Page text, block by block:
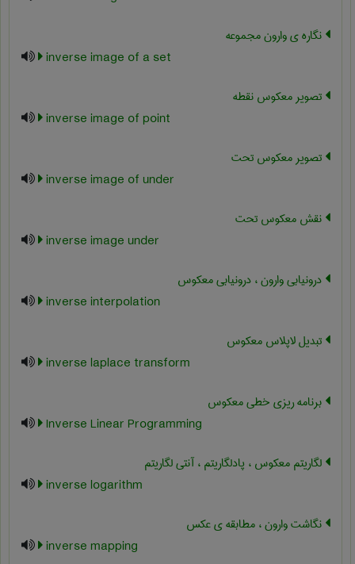
نگاره ی وارون مجموعه
inverse image of a set
تصویر معکوس نقطه
inverse image of point
تصویر معکوس تحت
inverse image of under
نقش معکوس تحت
inverse image under
درونیابی وارون ، درونیابی معکوس
inverse interpolation
تبدیل لاپلاس معکوس
inverse laplace transform
برنامه ریزی خطی معکوس
Inverse Linear Programming
لگاریتم معکوس ، پادلگاریتم ، آنتی لگاریتم
inverse logarithm
نگاشت وارون ، مطابقه ی عکس
inverse mapping